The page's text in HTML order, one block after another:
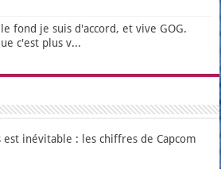
fond je suis d'accord, et vive GOG.
c'est plus v...
est inévitable : les chiffres de Capcom